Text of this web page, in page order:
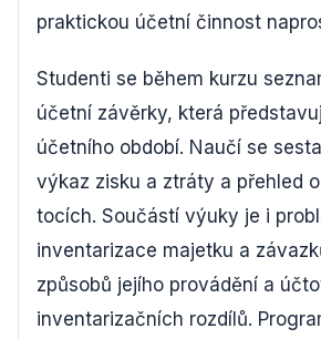
praktickou účetní činnost
Studenti se během kurzu
účetní závěrky, která
účetního období. Naučí se
výkaz zisku a ztráty a přehled
tocích. Součástí výuky je i
inventarizace majetku a
způsobů jejího provádění a
inventarizačních rozdílů.